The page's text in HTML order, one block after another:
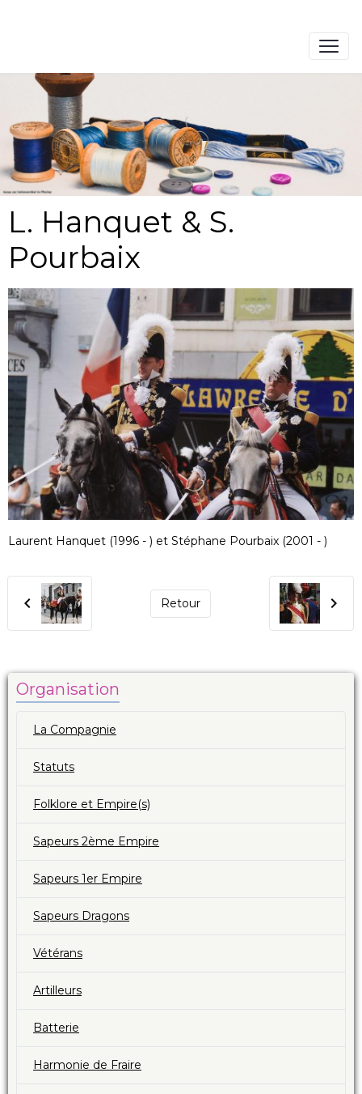
L. Hanquet & S.
Pourbaix
Laurent Hanquet (1996 - ) et Stéphane Pourbaix (2001 - )
Retour
Organisation
La Compagnie
Statuts
Folklore et Empire(s)
Sapeurs 2ème Empire
Sapeurs 1er Empire
Sapeurs Dragons
Vétérans
Artilleurs
Batterie
Harmonie de Fraire